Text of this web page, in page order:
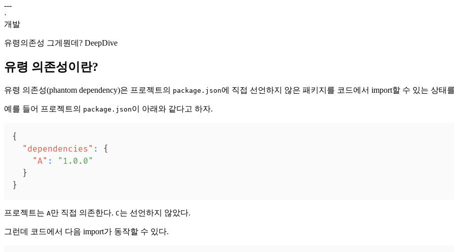
---
·
개발
유령의존성 그게뭔데? DeepDive
유령 의존성이란?
유령 의존성(phantom dependency)은 프로젝트의 package.json에 직접 선언하지 않은 패키지를 코드에서 import할 수 있는 상태
예를 들어 프로젝트의 package.json이 아래와 같다고 하자.
{
"dependencies" :
{
"A" :
"1.0.0"
}
}
프로젝트는 A만 직접 의존한다. C는 선언하지 않았다.
그런데 코드에서 다음 import가 동작할 수 있다.